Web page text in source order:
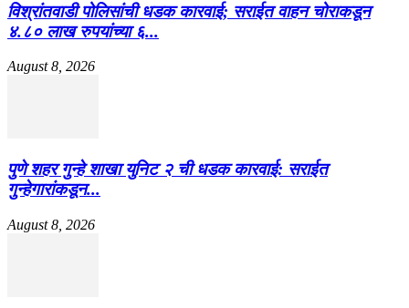
विश्रांतवाडी पोलिसांची धडक कारवाई; सराईत वाहन चोराकडून
४.८० लाख रुपयांच्या ६...
August 8, 2026
पुणे शहर गुन्हे शाखा युनिट २ ची धडक कारवाई: सराईत
गुन्हेगारांकडून...
August 8, 2026